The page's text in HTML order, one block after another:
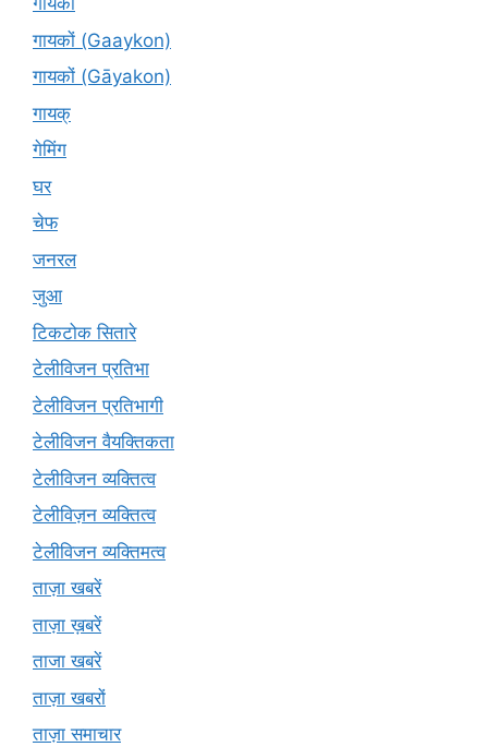
गायकों (Gaaykon)
गायकों (Gāyakon)
गायक्
गेमिंग
घर
चेफ
जनरल
जुआ
टिकटोक सितारे
टेलीविजन प्रतिभा
टेलीविजन प्रतिभागी
टेलीविजन वैयक्तिकता
टेलीविजन व्यक्तित्व
टेलीविज़न व्यक्तित्व
टेलीविजन व्यक्तिमत्व
ताज़ा खबरें
ताज़ा ख़बरें
ताजा खबरें
ताज़ा खबरों
ताज़ा समाचार